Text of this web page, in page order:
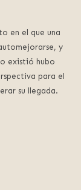
en el que una
y
existió hubo
para el
su llegada.